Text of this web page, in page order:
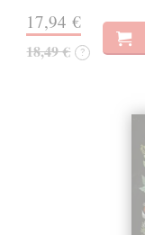
17,94 €
18,49 € ?